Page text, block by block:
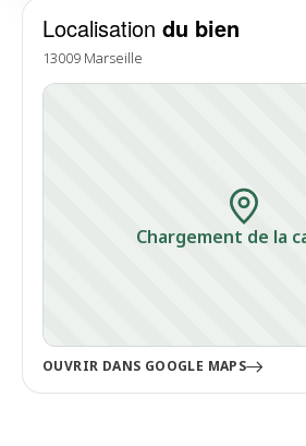
Localisation du bien
13009 Marseille
Chargement de la
OUVRIR DANS GOOGLE MAPS